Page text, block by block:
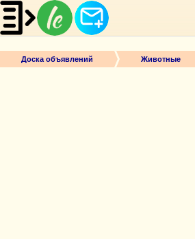
Доска объявлений Животные